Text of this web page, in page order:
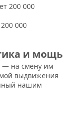
000
и мощь
— на смену им
выдвижения
нашим